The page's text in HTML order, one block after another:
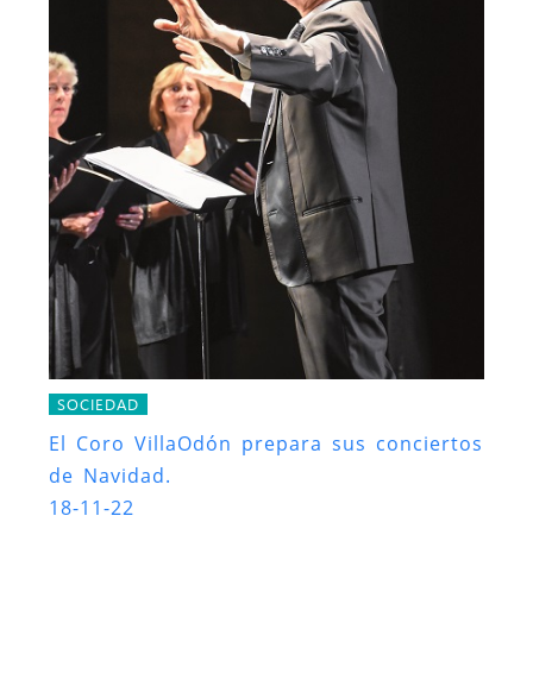
SOCIEDAD
El Coro VillaOdón prepara sus conciertos
de Navidad.
18-11-22